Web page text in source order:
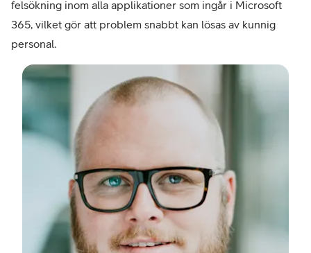
felsökning inom alla applikationer som ingår i Microsoft
365, vilket gör att problem snabbt kan lösas av kunnig
personal.
–